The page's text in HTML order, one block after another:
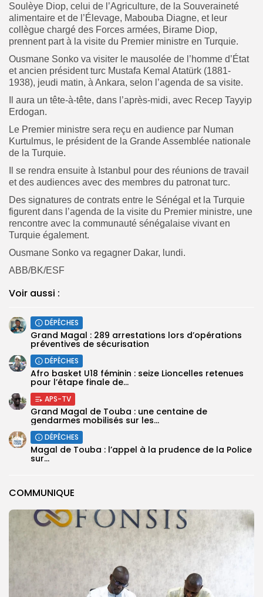
COMMUNIQUE
Soulèye Diop, celui de l’Agriculture, de la Souveraineté
alimentaire et de l’Élevage, Mabouba Diagne, et leur
collègue chargé des Forces armées, Birame Diop,
prennent part à la visite du Premier ministre en Turquie.
Ousmane Sonko va visiter le mausolée de l’homme d’État
et ancien président turc Mustafa Kemal Atatürk (1881-
1938), jeudi matin, à Ankara, selon l’agenda de sa visite.
Il aura un tête-à-tête, dans l’après-midi, avec Recep Tayyip
Erdogan.
Le Premier ministre sera reçu en audience par Numan
Kurtulmus, le président de la Grande Assemblée nationale
de la Turquie.
Il se rendra ensuite à Istanbul pour des réunions de travail
et des audiences avec des membres du patronat turc.
Des signatures de contrats entre le Sénégal et la Turquie
figurent dans l’agenda de la visite du Premier ministre, une
rencontre avec la communauté sénégalaise vivant en
Turquie également.
Ousmane Sonko va regagner Dakar, lundi.
ABB/BK/ESF
Voir aussi :
DÉPÊCHES
Grand Magal : 289 arrestations lors d’opérations
préventives de sécurisation
DÉPÊCHES
‎Afro basket U18 féminin : seize Lioncelles retenues
pour l’étape finale de...
APS-TV
Grand Magal de Touba : une centaine de
gendarmes mobilisés sur les...
DÉPÊCHES
Magal de Touba : l’appel à la prudence de la Police
sur...